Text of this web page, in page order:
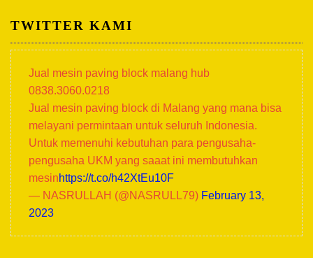
TWITTER KAMI
Jual mesin paving block malang hub
0838.3060.0218
Jual mesin paving block di Malang yang mana bisa
melayani permintaan untuk seluruh Indonesia.
Untuk memenuhi kebutuhan para pengusaha-
pengusaha UKM yang saaat ini membutuhkan
mesinhttps://t.co/h42XtEu10F
— NASRULLAH (@NASRULL79) February 13,
2023